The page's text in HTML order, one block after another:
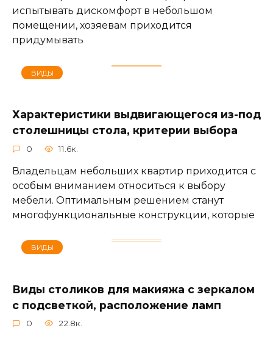
испытывать дискомфорт в небольшом
помещении, хозяевам приходится
придумывать
ВИДЫ
Характеристики выдвигающегося из-под
столешницы стола, критерии выбора
0 11.6к.
Владельцам небольших квартир приходится с
особым вниманием относиться к выбору
мебели. Оптимальным решением станут
многофункциональные конструкции, которые
ВИДЫ
Виды столиков для макияжа с зеркалом
с подсветкой, расположение ламп
0 22.8к.